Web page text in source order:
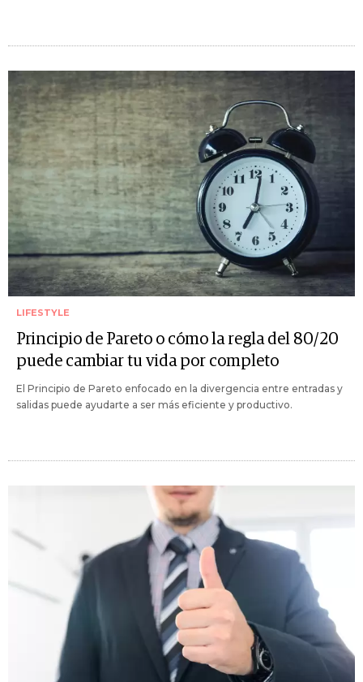
LIFESTYLE
Principio de Pareto o cómo la regla del 80/20
puede cambiar tu vida por completo
El Principio de Pareto enfocado en la divergencia entre entradas y
salidas puede ayudarte a ser más eficiente y productivo.